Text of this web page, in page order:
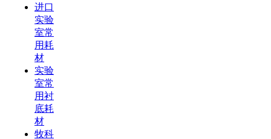
进口
实验
室常
用耗
材
实验
室常
用衬
底耗
材
牧科